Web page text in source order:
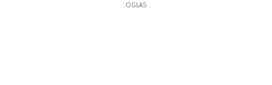
OGLAS